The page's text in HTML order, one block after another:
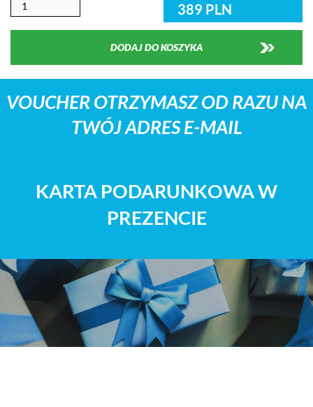
389 PLN
DODAJ DO KOSZYKA
VOUCHER OTRZYMASZ OD RAZU NA
TWÓJ ADRES E-MAIL
KARTA PODARUNKOWA W
PREZENCIE